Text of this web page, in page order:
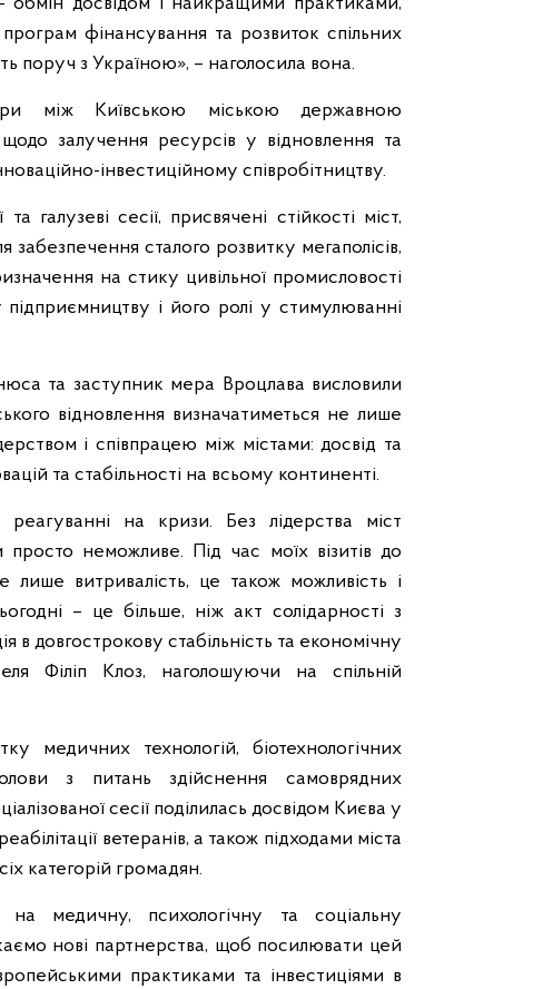
обмін досвідом і найкращими практиками,
фінансування та розвиток спільних
поруч з Україною», – наголосила вона.
між Київською міською державною
залучення ресурсів у відновлення та
інвестиційному співробітництву.
галузеві сесії, присвячені стійкості міст,
сталого розвитку мегаполісів,
на стику цивільної промисловості
і його ролі у стимулюванні
та заступник мера Вроцлава висловили
відновлення визначатиметься не лише
і співпрацею між містами: досвід та
та стабільності на всьому континенті.
на кризи. Без лідерства міст
неможливе. Під час моїх візитів до
витривалість, це також можливість і
– це більше, ніж акт солідарності з
в довгострокову стабільність та економічну
Філіп Клоз, наголошуючи на спільній
медичних технологій, біотехнологічних
з питань здійснення самоврядних
сесії поділилась досвідом Києва у
ветеранів, а також підходами міста
категорій громадян.
медичну, психологічну та соціальну
нові партнерства, щоб посилювати цей
практиками та інвестиціями в